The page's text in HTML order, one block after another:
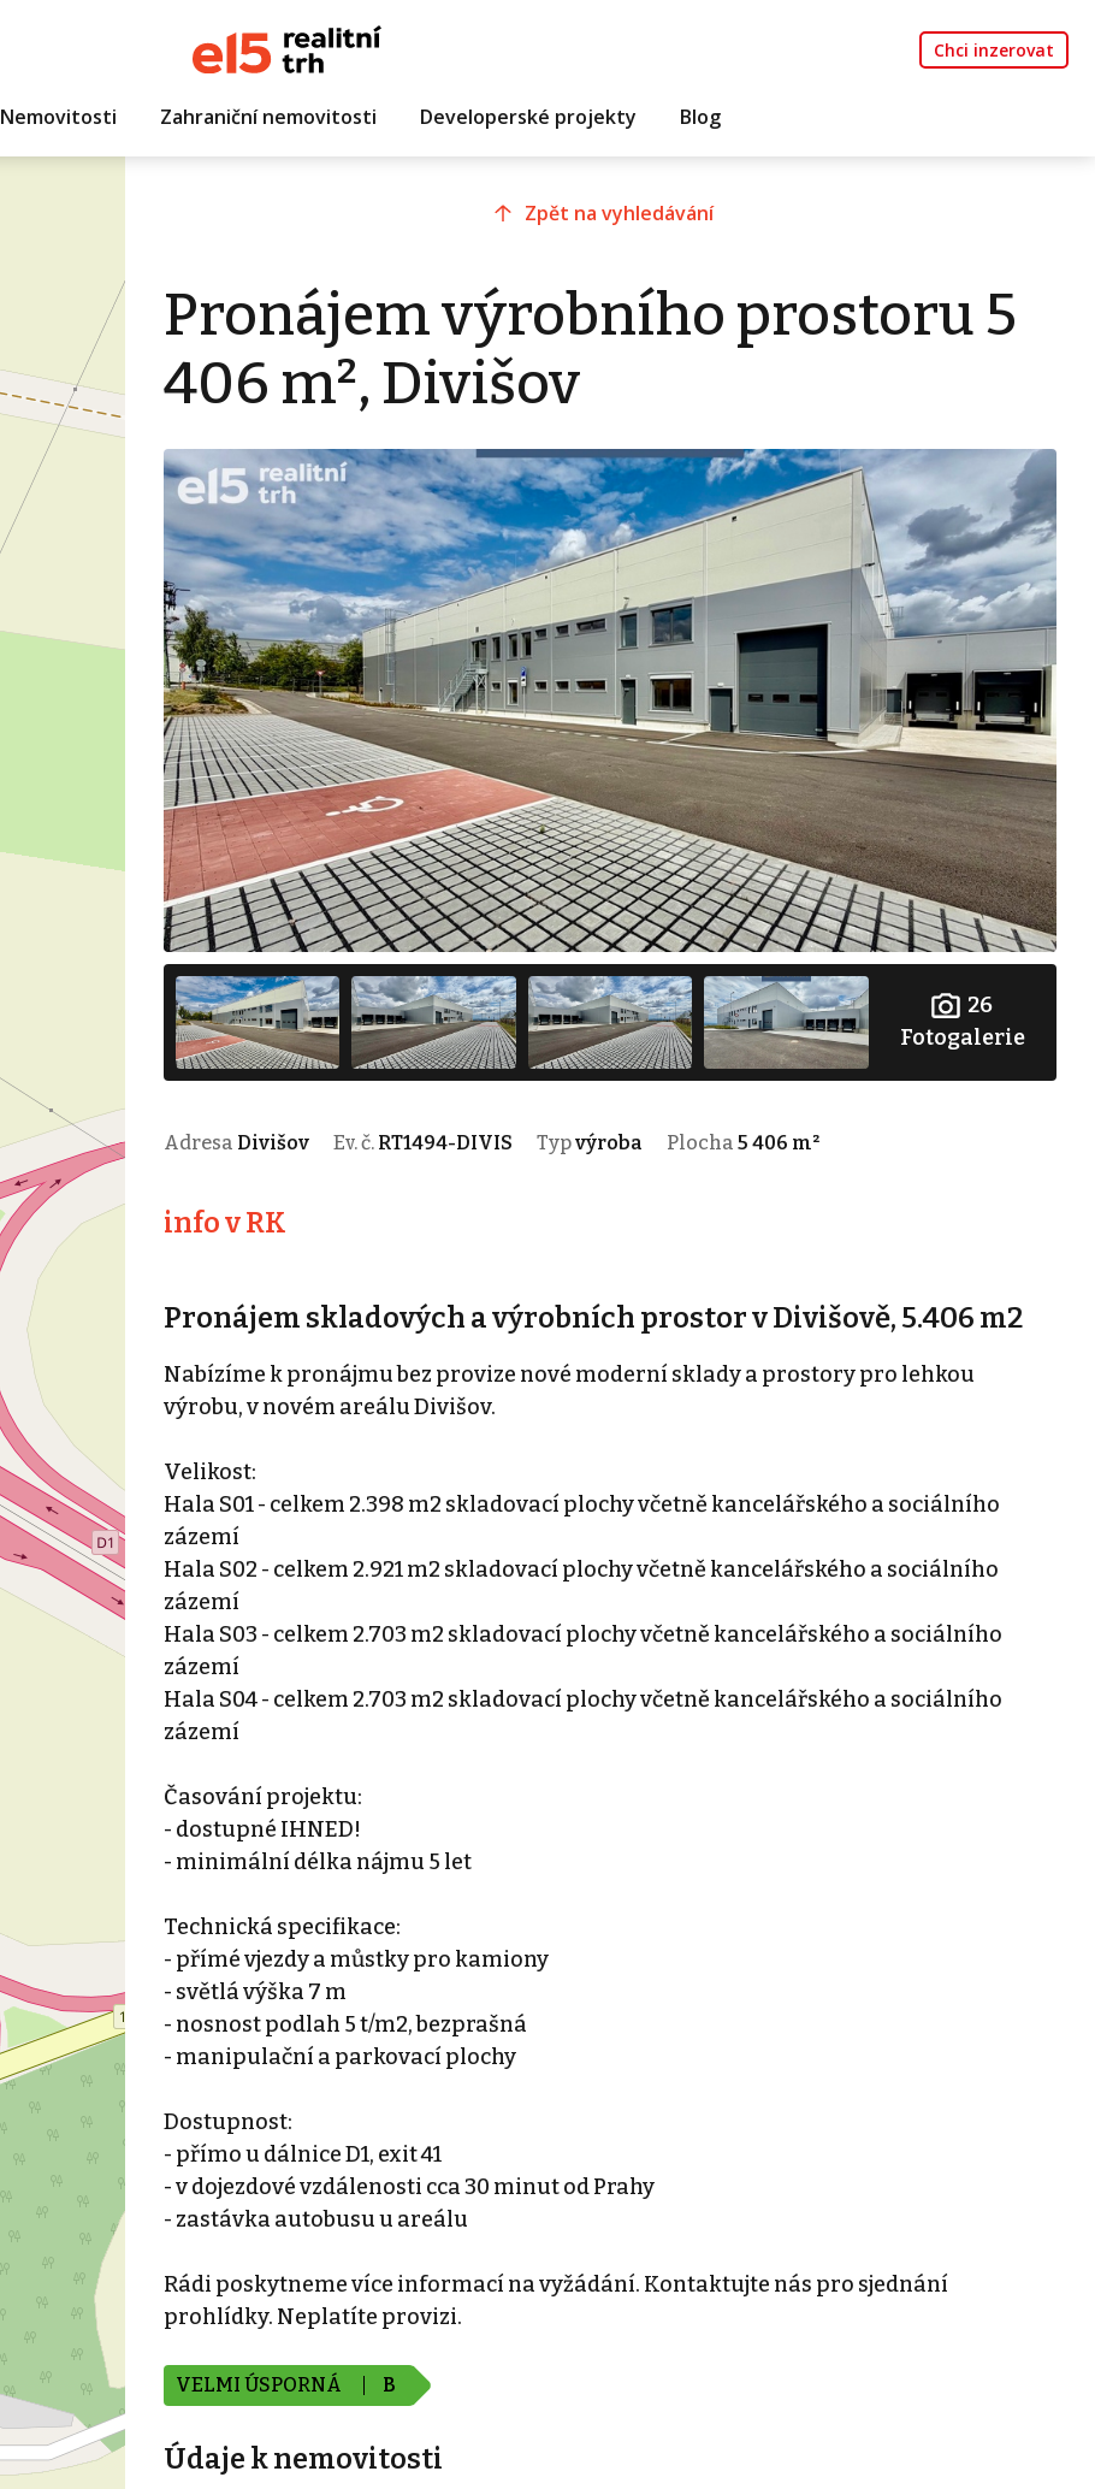
Chci inzerovat
Nemovitosti Zahraniční nemovitosti Developerské projekty Blog
Zpět na vyhledávání
Pronájem výrobního prostoru 5
406 m², Divišov
26
Fotogalerie
Adresa Divišov Ev. č. RT1494-DIVIS Typvýroba Plocha 5 406 m²
info v RK
Pronájem skladových a výrobních prostor v Divišově, 5.406 m2
Nabízíme k pronájmu bez provize nové moderní sklady a prostory pro lehkou
výrobu, v novém areálu Divišov.
Velikost:
Hala S01 - celkem 2.398 m2 skladovací plochy včetně kancelářského a sociálního
zázemí
Hala S02 - celkem 2.921 m2 skladovací plochy včetně kancelářského a sociálního
zázemí
Hala S03 - celkem 2.703 m2 skladovací plochy včetně kancelářského a sociálního
zázemí
Hala S04 - celkem 2.703 m2 skladovací plochy včetně kancelářského a sociálního
zázemí
Časování projektu:
- dostupné IHNED!
- minimální délka nájmu 5 let
Technická specifikace:
- přímé vjezdy a můstky pro kamiony
- světlá výška 7 m
- nosnost podlah 5 t/m2, bezprašná
- manipulační a parkovací plochy
Dostupnost:
- přímo u dálnice D1, exit 41
- v dojezdové vzdálenosti cca 30 minut od Prahy
- zastávka autobusu u areálu
Rádi poskytneme více informací na vyžádání. Kontaktujte nás pro sjednání
prohlídky. Neplatíte provizi.
VELMI ÚSPORNÁ B
Údaje k nemovitosti